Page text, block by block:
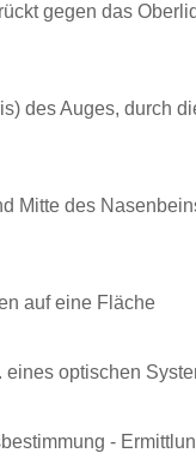
gegen das
des Auges, durch
Mitte des
auf eine Fläche
eines optischen
-